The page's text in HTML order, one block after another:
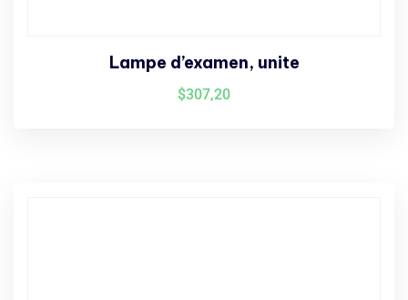
Lampe d’examen, unite
$307,20